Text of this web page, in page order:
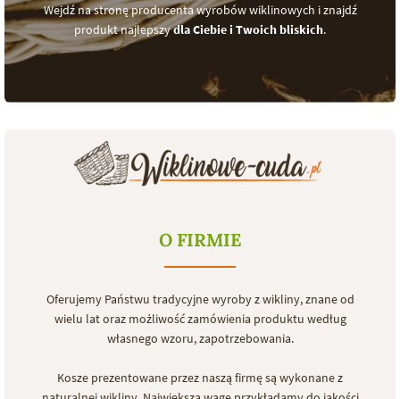
Wejdź na stronę producenta wyrobów wiklinowych i znajdź
produkt najlepszydla Ciebie i Twoich bliskich.
O FIRMIE
Oferujemy Państwu tradycyjne wyroby z wikliny, znane od
wielu lat oraz możliwość zamówienia produktu według
własnego wzoru, zapotrzebowania.
Kosze prezentowane przez naszą firmę są wykonane z